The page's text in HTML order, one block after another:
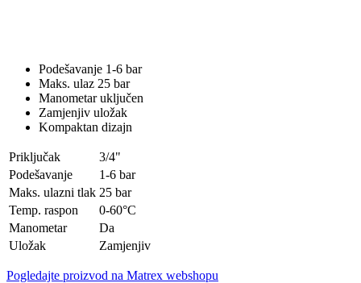
Podešavanje 1-6 bar
Maks. ulaz 25 bar
Manometar uključen
Zamjenjiv uložak
Kompaktan dizajn
Priključak
3/4"
Podešavanje
1-6 bar
Maks. ulazni tlak 25 bar
Temp. raspon
0-60°C
Manometar
Da
Uložak
Zamjenjiv
Pogledajte proizvod na Matrex webshopu